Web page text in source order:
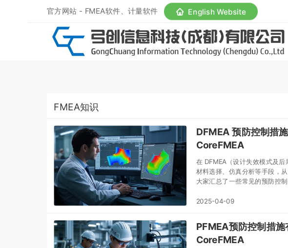
English Website
官方网站 - FMEA软件、计量软件
FMEA知识
DFMEA 预防控制措
CoreFMEA
在 DFMEA（设计失效模式及
材料选择、仿真分析等手段，
大家汇总了一些常见的预防控制
2025-04-09
PFMEA预防控制措
CoreFMEA